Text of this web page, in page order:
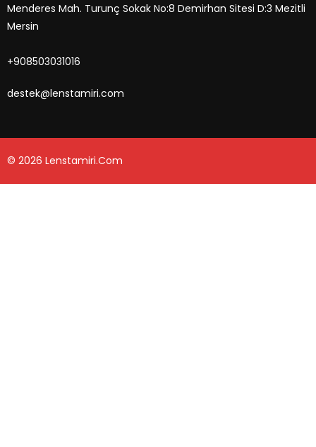
Menderes Mah. Turunç Sokak No:8 Demirhan Sitesi D:3 Mezitli
Mersin
+908503031016
destek@lenstamiri.com
© 2026 Lenstamiri.com